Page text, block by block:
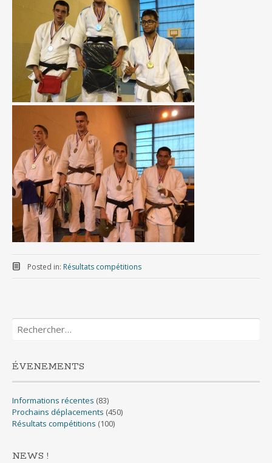
Posted in: Résultats compétitions
Rechercher :
ÉVENEMENTS
Informations récentes (83)
Prochains déplacements (450)
Résultats compétitions (100)
NEWS !